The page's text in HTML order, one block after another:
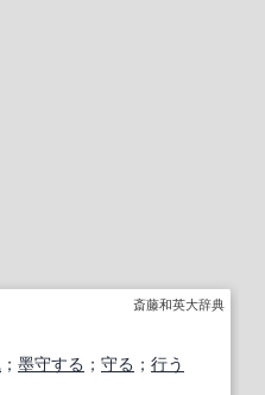
斎藤和英大辞典
； 墨守する ； 守る ； 行う